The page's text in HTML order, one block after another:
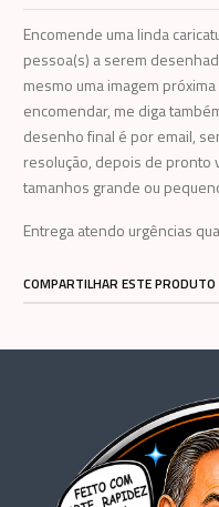
Encomende uma linda
pessoa(s) a serem
mesmo uma imagem
encomendar, me diga
desenho final é por email,
resolução, depois de pronto
tamanhos grande ou
Entrega atendo urgências
COMPARTILHAR ESTE PRODUTO